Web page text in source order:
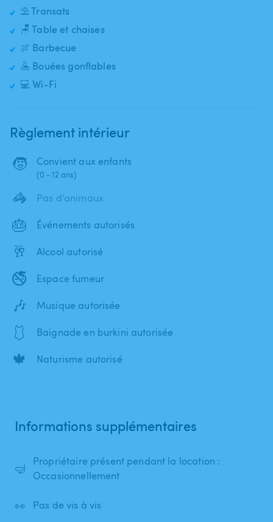
⛱️ Transats
🪑 Table et chaises
🍖 Barbecue
🤽 Bouées gonflables
💻 Wi-Fi
Règlement intérieur
🧒 Convient aux enfants
(0 - 12 ans)
🦓 Pas d'animaux
🎂 Événements autorisés
🥂 Alcool autorisé
🚭 Espace fumeur
🎶 Musique autorisée
🩱 Baignade en burkini autorisée
🍁 Naturisme autorisé
Informations supplémentaires
🤿
Propriétaire présent pendant la location :
Occasionnellement
👀 Pas de vis à vis